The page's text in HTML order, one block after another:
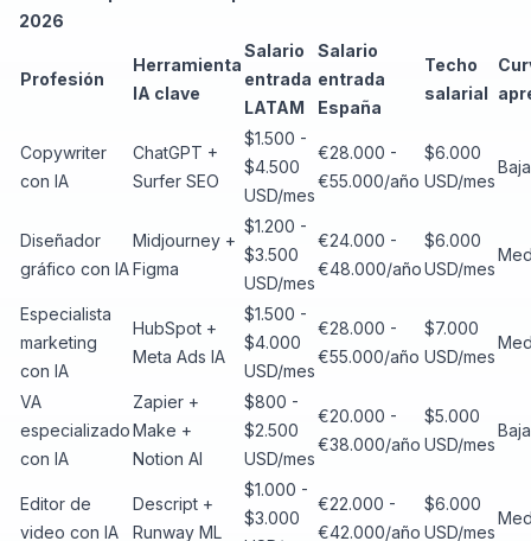
2026
Profesión
Herramienta
IA clave
Salario
entrada
LATAM
Salario
entrada
España
Techo
salarial
Copywriter
con IA
ChatGPT +
Surfer SEO
$1.500 -
$4.500
USD/mes
€28.000 -
€55.000/año
$6.000
USD/mes
Diseñador
gráfico con IA
Midjourney +
Figma
$1.200 -
$3.500
USD/mes
€24.000 -
€48.000/año
$6.000
USD/mes
Especialista
marketing
con IA
HubSpot +
Meta Ads IA
$1.500 -
$4.000
USD/mes
€28.000 -
€55.000/año
$7.000
USD/mes
VA
especializado
con IA
Zapier +
Make +
Notion AI
$800 -
$2.500
USD/mes
€20.000 -
€38.000/año
$5.000
USD/mes
Baja
Editor de
video con IA
Descript +
Runway ML
$1.000 -
$3.000
€22.000 -
€42.000/año
$6.000
USD/mes